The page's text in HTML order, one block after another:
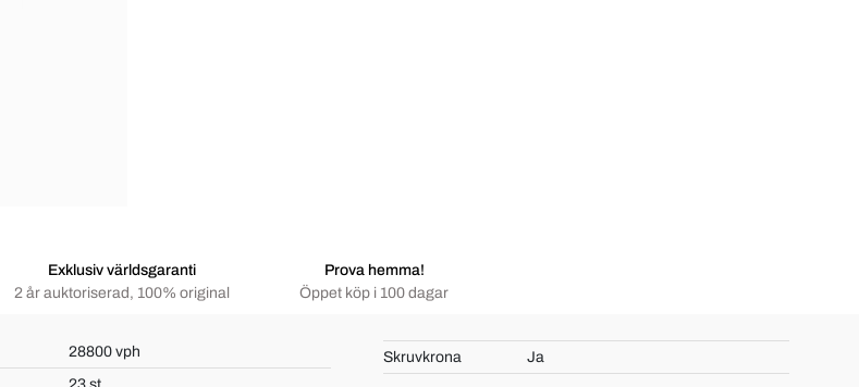
Exklusiv världsgaranti
2 år auktoriserad, 100% original
Prova hemma!
Öppet köp i 100 dagar
28800 vph
Skruvkrona Ja